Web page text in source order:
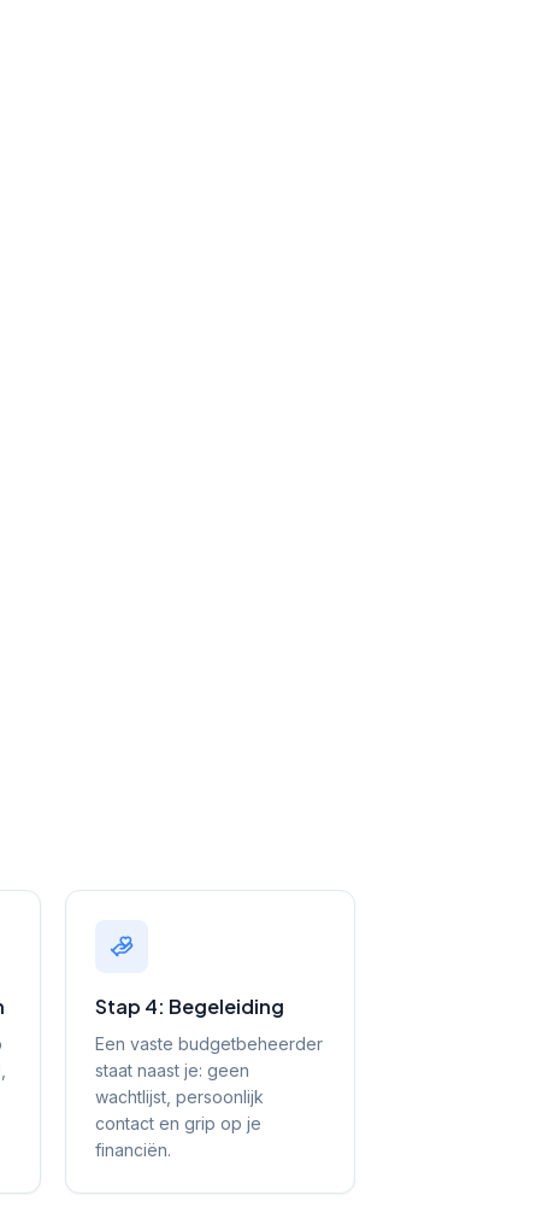
Stap 4: Begeleiding
Een vaste budgetbeheerder
staat naast je: geen
wachtlijst, persoonlijk
contact en grip op je
financiën.